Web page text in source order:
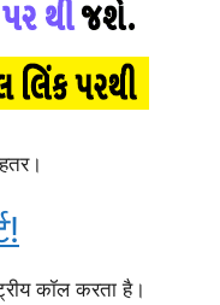
कॉल करता है।